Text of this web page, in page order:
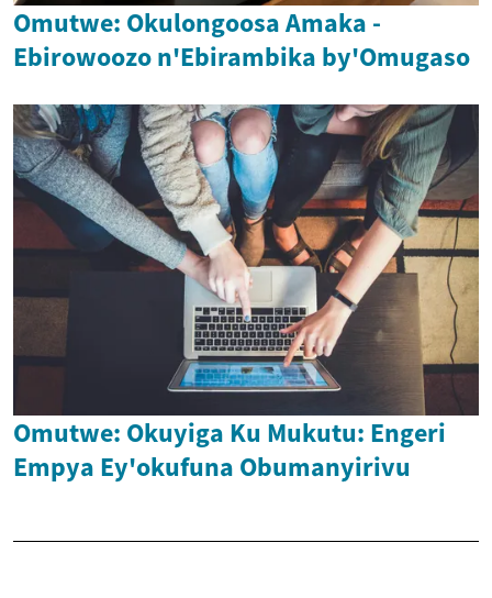
Omutwe: Okulongoosa Amaka -
Ebirowoozo n'Ebirambika by'Omugaso
Omutwe: Okuyiga Ku Mukutu: Engeri
Empya Ey'okufuna Obumanyirivu